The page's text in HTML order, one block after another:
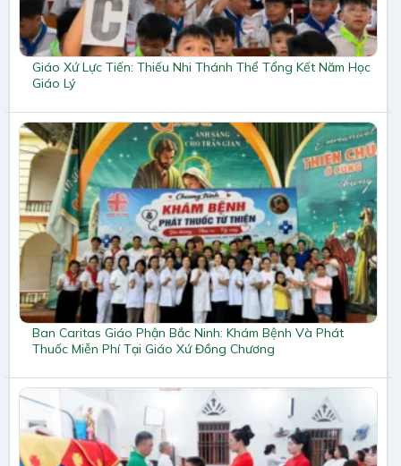
Giáo Xứ Lực Tiến: Thiếu Nhi Thánh Thể Tổng Kết Năm Học
Giáo Lý
Ban Caritas Giáo Phận Bắc Ninh: Khám Bệnh Và Phát
Thuốc Miễn Phí Tại Giáo Xứ Đồng Chương